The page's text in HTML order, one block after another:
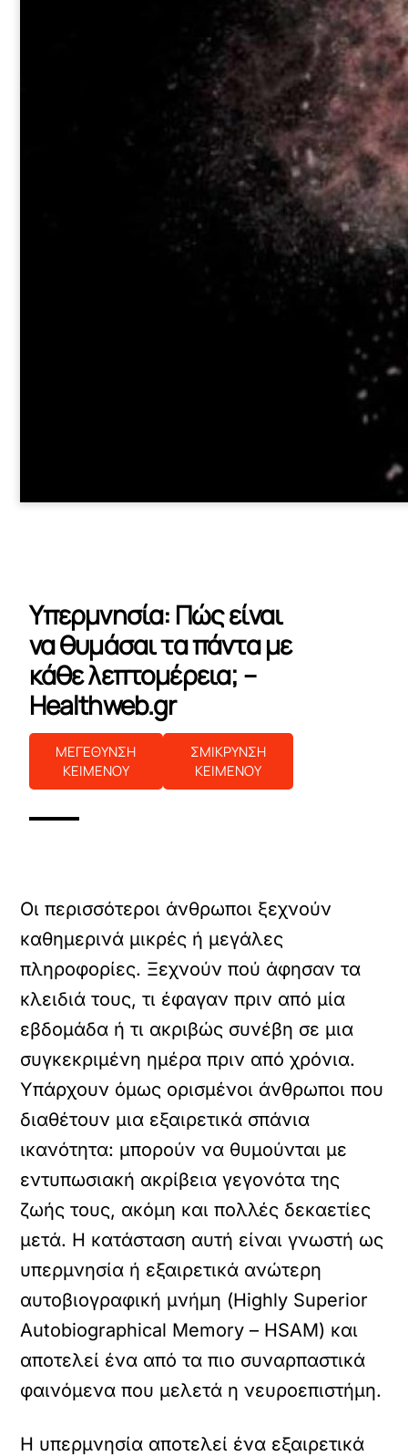
Υπερμνησία: Πώς είναι
να θυμάσαι τα πάντα με
κάθε λεπτομέρεια; –
Healthweb.gr
ΜΕΓΕΘΥΝΣΗ
ΚΕΙΜΕΝΟΥ
ΣΜΙΚΡΥΝΣΗ
ΚΕΙΜΕΝΟΥ
Οι περισσότεροι άνθρωποι ξεχνούν
καθημερινά μικρές ή μεγάλες
πληροφορίες. Ξεχνούν πού άφησαν τα
κλειδιά τους, τι έφαγαν πριν από μία
εβδομάδα ή τι ακριβώς συνέβη σε μια
συγκεκριμένη ημέρα πριν από χρόνια.
Υπάρχουν όμως ορισμένοι άνθρωποι που
διαθέτουν μια εξαιρετικά σπάνια
ικανότητα: μπορούν να θυμούνται με
εντυπωσιακή ακρίβεια γεγονότα της
ζωής τους, ακόμη και πολλές δεκαετίες
μετά. Η κατάσταση αυτή είναι γνωστή ως
υπερμνησία ή εξαιρετικά ανώτερη
αυτοβιογραφική μνήμη (Highly Superior
Autobiographical Memory – HSAM) και
αποτελεί ένα από τα πιο συναρπαστικά
φαινόμενα που μελετά η νευροεπιστήμη.
Η υπερμνησία αποτελεί ένα εξαιρετικά